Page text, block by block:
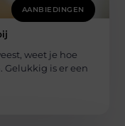
AANBIEDINGEN
weet je hoe
Gelukkig is er een